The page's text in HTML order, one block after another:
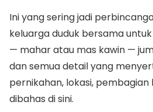
Ini yang sering jadi
keluarga duduk bersama
— mahar atau mas kawin —
dan semua detail yang
pernikahan, lokasi, pembagian
dibahas di sini.